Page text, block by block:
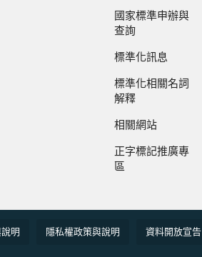
國家標準申辦與
查詢
標準化訊息
標準化相關名詞
解釋
相關網站
正字標記推廣專
區
明 隱私權政策與說明 資料開放宣告